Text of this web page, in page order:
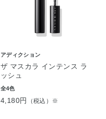
アディクション
ザ マスカラ インテンス ラ
ッシュ
全4色
4,180円 （税込）※